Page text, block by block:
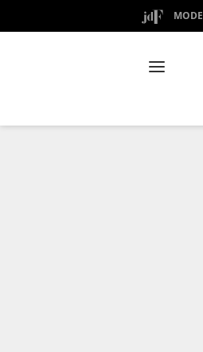
MODE